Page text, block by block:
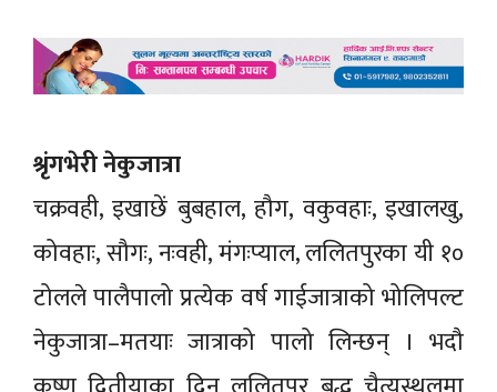
श्रृंगभेरी नेकुजात्रा
चक्रवही, इखाछें बुबहाल, हौग, वकुवहाः, इखालखु,
कोवहाः, सौगः, नःवही, मंगःप्याल, ललितपुरका यी १०
टोलले पालैपालो प्रत्येक वर्ष गाईजात्राको भोलिपल्ट
नेकुजात्रा–मतयाः जात्राको पालो लिन्छन् । भदौ